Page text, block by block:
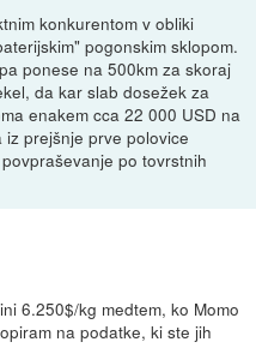
konkurentom v obliki
pogonskim sklopom.
ponese na 500km za skoraj
da kar slab dosežek za
enakem cca 22 000 USD na
prejšnje prve polovice
po tovrstnih
6.250$/kg medtem, ko Momo
na podatke, ki ste jih